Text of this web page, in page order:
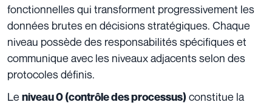
fonctionnelles qui transforment progressivement les
données brutes en décisions stratégiques. Chaque
niveau possède des responsabilités spécifiques et
communique avec les niveaux adjacents selon des
protocoles définis.
Le niveau 0 (contrôle des processus) constitue la